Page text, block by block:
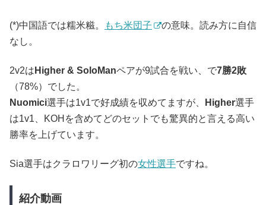
(*)中国語では糯米糍。 もち米団子
の意味。読み方に自信
なし。
2v2は Higher & SoloManペアが9試合を戦い、で7勝2敗
（78%）でした。
Nuomici選手は1v1で好成績を収めてますが、 Higher選手
は1v1、KOHを含めてどのセットでも驚異的と言える高い
勝率を上げています。
Sia選手はクラロワリーグ初の女性選手ですね。
紹介動画